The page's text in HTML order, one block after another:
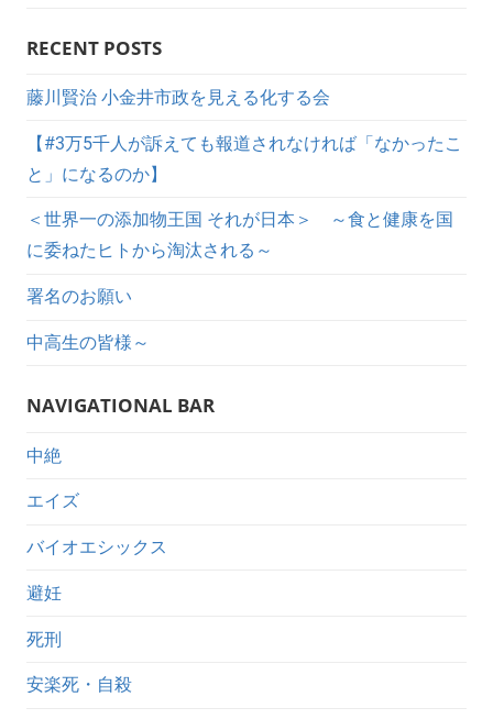
RECENT POSTS
藤川賢治 小金井市政を見える化する会
【#3万5千人が訴えても報道されなければ「なかったこ
と」になるのか】
＜世界一の添加物王国 それが日本＞ ～食と健康を国
に委ねたヒトから淘汰される～
署名のお願い
中高生の皆様～
NAVIGATIONAL BAR
中絶
エイズ
バイオエシックス
避妊
死刑
安楽死・自殺